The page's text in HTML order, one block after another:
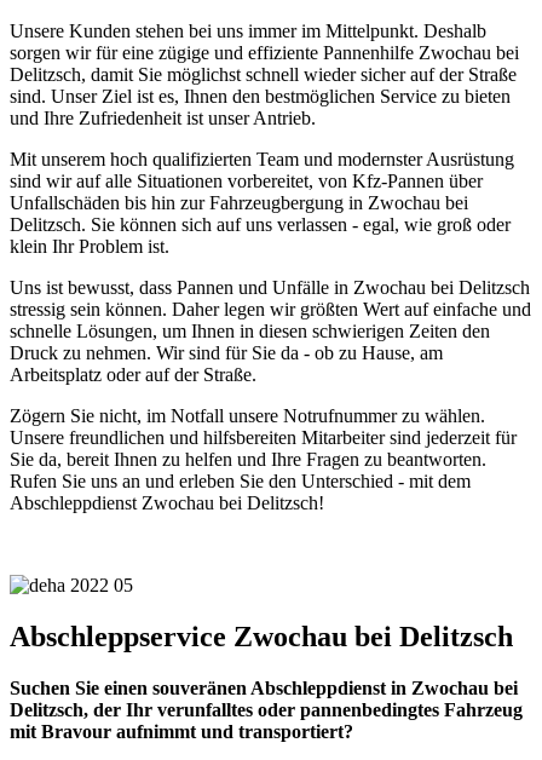
Unsere Kunden stehen bei uns immer im Mittelpunkt. Deshalb
sorgen wir für eine zügige und effiziente Pannenhilfe Zwochau bei
Delitzsch, damit Sie möglichst schnell wieder sicher auf der Straße
sind. Unser Ziel ist es, Ihnen den bestmöglichen Service zu bieten
und Ihre Zufriedenheit ist unser Antrieb.
Mit unserem hoch qualifizierten Team und modernster Ausrüstung
sind wir auf alle Situationen vorbereitet, von Kfz-Pannen über
Unfallschäden bis hin zur Fahrzeugbergung in Zwochau bei
Delitzsch. Sie können sich auf uns verlassen - egal, wie groß oder
klein Ihr Problem ist.
Uns ist bewusst, dass Pannen und Unfälle in Zwochau bei Delitzsch
stressig sein können. Daher legen wir größten Wert auf einfache und
schnelle Lösungen, um Ihnen in diesen schwierigen Zeiten den
Druck zu nehmen. Wir sind für Sie da - ob zu Hause, am
Arbeitsplatz oder auf der Straße.
Zögern Sie nicht, im Notfall unsere Notrufnummer zu wählen.
Unsere freundlichen und hilfsbereiten Mitarbeiter sind jederzeit für
Sie da, bereit Ihnen zu helfen und Ihre Fragen zu beantworten.
Rufen Sie uns an und erleben Sie den Unterschied - mit dem
Abschleppdienst Zwochau bei Delitzsch!
Abschleppservice Zwochau bei Delitzsch
Suchen Sie einen souveränen Abschleppdienst in Zwochau bei
Delitzsch, der Ihr verunfalltes oder pannenbedingtes Fahrzeug
mit Bravour aufnimmt und transportiert?